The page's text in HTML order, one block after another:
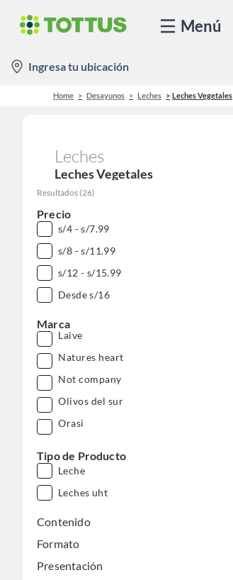
Menú
location-
icon
Ingresa tu ubicación
Home Desayunos Leches Leches Vegetales
Leches
Leches Vegetales
Resultados (26)
Precio
s/4 - s/7.99
s/8 - s/11.99
s/12 - s/15.99
Desde s/16
Marca
Laive
Natures heart
Not company
Olivos del sur
Orasi
Tipo de Producto
Leche
Leches uht
Contenido
Formato
Presentación